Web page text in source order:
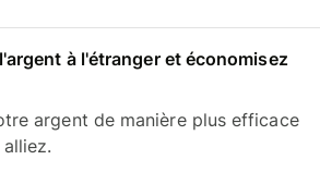
à l'étranger et économisez
argent de manière plus efficace